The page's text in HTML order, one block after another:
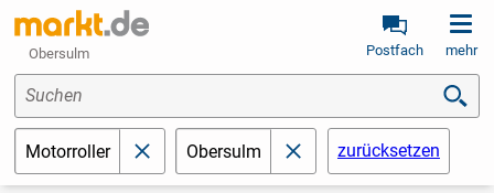
Obersulm Postfach mehr
Suchen
Motorroller schließenObersulm schließenzurücksetzen